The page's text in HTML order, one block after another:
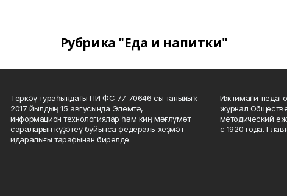
Рубрика "Еда и напитки"
Теркәү тураһындағы ПИ ФС 77‑70646‑сы таныҡлыҡ
2017 йылдың 15 авгусында Элемтә,
информацион технологиялар һәм киң мәғлүмәт
сараларын күҙәтеү буйынса федераль хеҙмәт
идаралығы тарафынан бирелде.
Ижтимағи-
журнал
методический
с 1920 года.